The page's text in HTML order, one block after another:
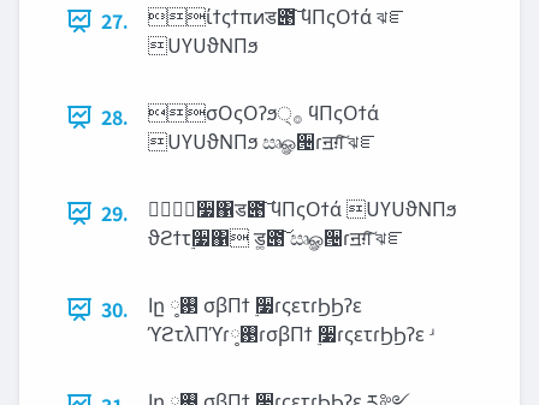
27.
ίϯςϯπͷड౉͠ ϥΠςΟϯά ঝೝ
UYUϑΝΠϧ
28.
σΟςΟʔϧ੍࡞ ϥΠςΟϯά
UYUϑΝΠϧ ඍௐ੔ɾॻग़͠ ঝೝ
29.
࣮૷΁ड౉͠ ϥΠςΟϯά UYUϑΝΠϧ
ϑϩϯτ࣮૷΁ ड͚౉͠ ඍௐ੔ɾॻग़͠ ঝೝ
30.
‫ا‬ը ࢓༷ σβΠϯ ࣮૷ɾςετɾϦϦʔε
ϓϩτλΠϓɾ࢓༷ɾσβΠϯ ࣮૷ɾςετɾϦϦʔε ʴ